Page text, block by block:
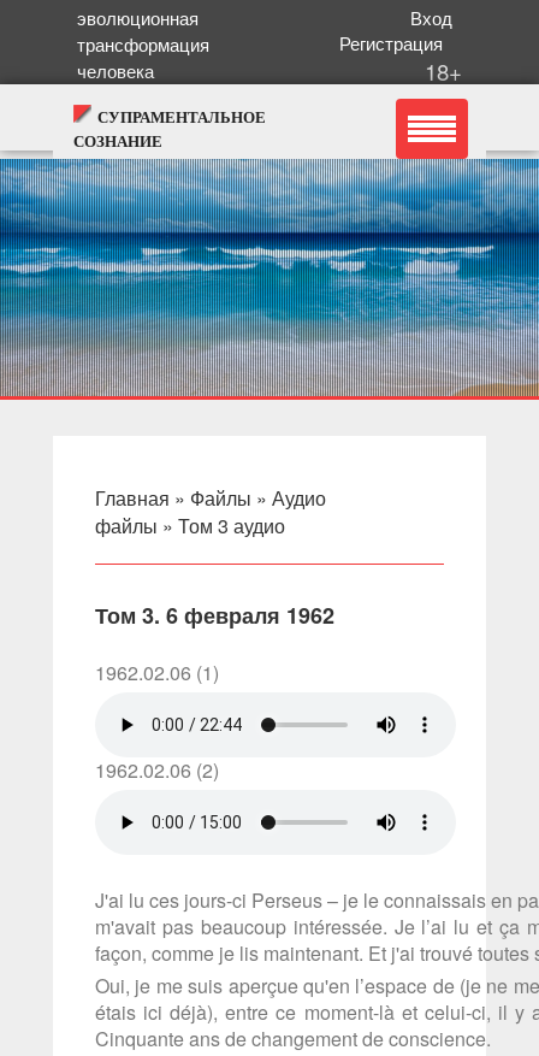
эволюционная
трансформация
человека
Вход
Регистрация
18+
СУПРАМЕНТАЛЬНОЕ
СОЗНАНИЕ
Главная » Файлы » Аудио
файлы » Том 3 аудио
Том 3. 6 февраля 1962
1962.02.06 (1)
1962.02.06 (2)
J'ai lu ces jours-ci Perseus – je le connaissais en
m'avait pas beaucoup intéressée. Je l’ai lu et ça
façon, comme je lis maintenant. Et j'ai trouvé
Oui, je me suis aperçue qu'en l’espace de (je ne
étais ici déjà), entre ce moment-là et celui-ci, il
Cinquante ans de changement de conscience.